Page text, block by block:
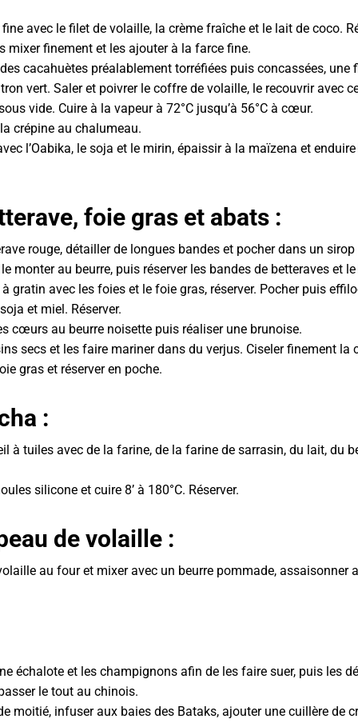
avec le filet de volaille, la crème fraîche et le lait de coco.
mixer finement et les ajouter à la farce fine.
cacahuètes préalablement torréfiées puis concassées,
vert. Saler et poivrer le coffre de volaille, le recouvrir avec
vide. Cuire à la vapeur à 72°C jusqu’à 56°C à cœur.
crépine au chalumeau.
l’Oabika, le soja et le mirin, épaissir à la maïzena et enduire
foie gras et abats :
rouge, détailler de longues bandes et pocher dans un
monter au beurre, puis réserver les bandes de betteraves et
gratin avec les foies et le foie gras, réserver. Pocher puis
et miel. Réserver.
cœurs au beurre noisette puis réaliser une brunoise.
secs et les faire mariner dans du verjus. Ciseler finement
gras et réserver en poche.
:
à tuiles avec de la farine, de la farine de sarrasin, du lait, du
silicone et cuire 8’ à 180°C. Réserver.
de volaille :
au four et mixer avec un beurre pommade, assaisonner
échalote et les champignons afin de les faire suer, puis les
le tout au chinois.
moitié, infuser aux baies des Bataks, ajouter une cuillère de